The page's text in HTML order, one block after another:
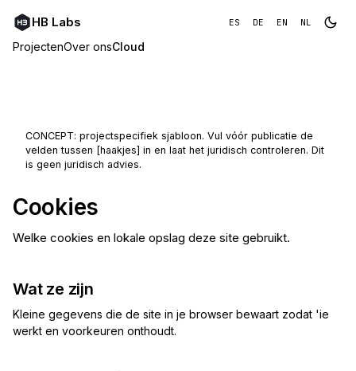
HB Labs
ProjectenOver onsCloud
ES DE EN NL
CONCEPT: projectspecifiek sjabloon. Vul vóór publicatie de
velden tussen [haakjes] in en laat het juridisch controleren. Dit
is geen juridisch advies.
Cookies
Welke cookies en lokale opslag deze site gebruikt.
Wat ze zijn
Kleine gegevens die de site in je browser bewaart zodat 'ie
werkt en voorkeuren onthoudt.